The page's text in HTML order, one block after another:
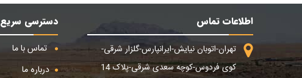
اطلاعات تماس
تهران-اتوبان نیایش-ایرانپارس-گلزار شرقی-
کوی فردوس-کوچه سعدی شرقی-پلاک 14
دسترسی سریع
تماس با ما
درباره ما